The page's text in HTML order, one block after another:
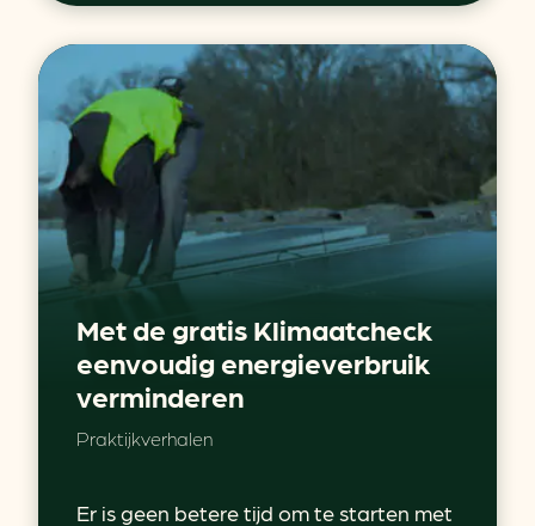
Met de gratis Klimaatcheck
eenvoudig energieverbruik
verminderen
Praktijkverhalen
Er is geen betere tijd om te starten met